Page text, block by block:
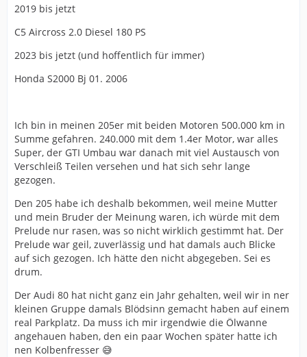
2019 bis jetzt
C5 Aircross 2.0 Diesel 180 PS
2023 bis jetzt (und hoffentlich für immer)
Honda S2000 Bj 01. 2006
Ich bin in meinen 205er mit beiden Motoren 500.000 km in
Summe gefahren. 240.000 mit dem 1.4er Motor, war alles
Super, der GTI Umbau war danach mit viel Austausch von
Verschleiß Teilen versehen und hat sich sehr lange
gezogen.
Den 205 habe ich deshalb bekommen, weil meine Mutter
und mein Bruder der Meinung waren, ich würde mit dem
Prelude nur rasen, was so nicht wirklich gestimmt hat. Der
Prelude war geil, zuverlässig und hat damals auch Blicke
auf sich gezogen. Ich hätte den nicht abgegeben. Sei es
drum.
Der Audi 80 hat nicht ganz ein Jahr gehalten, weil wir in ner
kleinen Gruppe damals Blödsinn gemacht haben auf einem
real Parkplatz. Da muss ich mir irgendwie die Ölwanne
angehauen haben, den ein paar Wochen später hatte ich
nen Kolbenfresser 😅